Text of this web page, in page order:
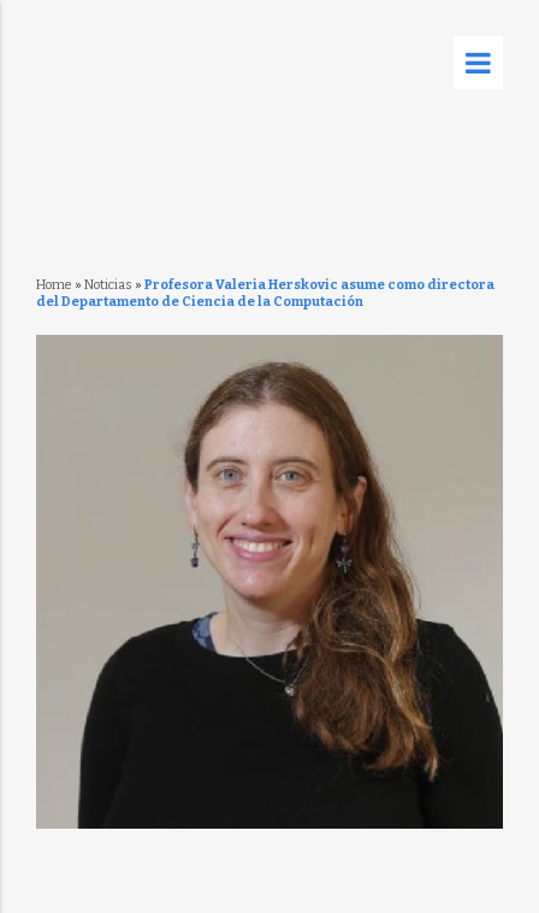
Home » Noticias » Profesora Valeria Herskovic asume como directora
del Departamento de Ciencia de la Computación